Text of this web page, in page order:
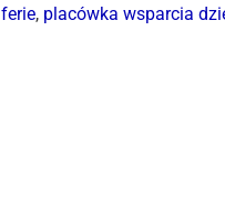
ferie, placówka wsparcia